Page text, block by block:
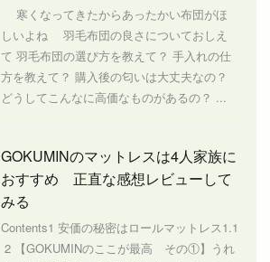
寒くなってきたからあったかい布団がほ
しいよね 羽毛布団の良さについておしえ
て 羽毛布団の選び方を教えて？ 手入れの仕
方を教えて？ 購入後の匂いは大丈夫なの？
どうしてこんなに高価なものがあるの？ ...
GOKUMINのマットレスは4人家族に
おすすめ 正直な感想レビューして
みる
Contents1 安価の秘密はロールマットレス1.1
2 【GOKUMINのここが最高 その①】うれ